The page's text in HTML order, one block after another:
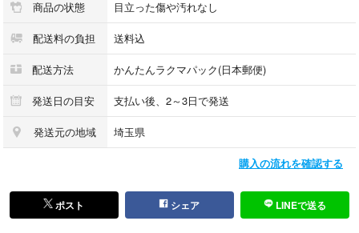
#ドレス
#BLUELABELCRESTBRIDGE
#ブルーレーベルクレストブリッジ
#LOVELESS
#agnesb.
#BURBERRY
#バーバリー
#JILLSTUART
#ジルスチュアート
商品の状態 目立った傷や汚れなし
配送料の負担 送料込
配送方法 かんたんラクマパック(日本郵便)
発送日の目安 支払い後、2～3日で発送
発送元の地域 埼玉県
購入の流れを確認する
ポスト シェア LINEで送る